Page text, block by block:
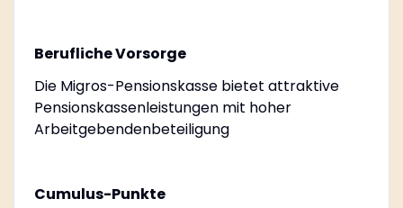
Berufliche Vorsorge
Die Migros-Pensionskasse bietet attraktive
Pensionskassenleistungen mit hoher
Arbeitgebendenbeteiligung
Cumulus-Punkte